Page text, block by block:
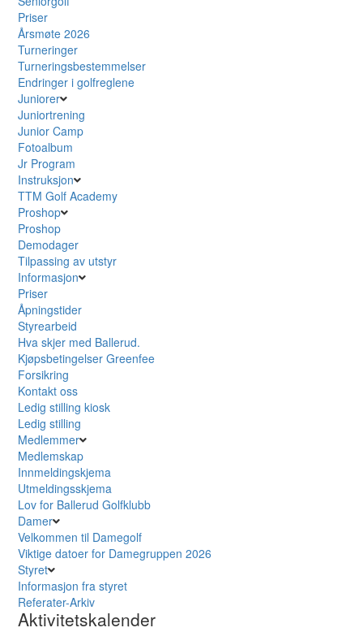
Priser
Årsmøte 2026
Turneringer
Turneringsbestemmelser
Endringer i golfreglene
Juniorer
Juniortrening
Junior Camp
Fotoalbum
Jr Program
Instruksjon
TTM Golf Academy
Proshop
Proshop
Demodager
Tilpassing av utstyr
Informasjon
Priser
Åpningstider
Styrearbeid
Hva skjer med Ballerud.
Kjøpsbetingelser Greenfee
Forsikring
Kontakt oss
Ledig stilling kiosk
Ledig stilling
Medlemmer
Medlemskap
Innmeldingskjema
Utmeldingsskjema
Lov for Ballerud Golfklubb
Damer
Velkommen til Damegolf
Viktige datoer for Damegruppen 2026
Styret
Informasjon fra styret
Referater-Arkiv
Aktivitetskalender